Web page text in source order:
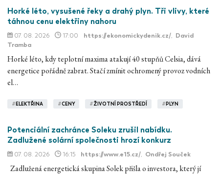
Horké léto, vysušené řeky a drahý plyn. Tři vlivy, které
táhnou cenu elektřiny nahoru
07. 08. 2026 17:00 https://ekonomickydenik.cz/
David
Tramba
Horké léto, kdy teplotní maxima atakují 40 stupňů Celsia, dává
energetice pořádně zabrat. Stačí zmínit ochromený provoz vodních
el…
# ELEKTŘINA #CENY #ŽIVOTNÍ PROSTŘEDÍ # PLYN
Potenciální zachránce Soleku zrušil nabídku.
Zadlužené solární společnosti hrozí konkurz
07. 08. 2026 16:15 https://www.e15.cz/ Ondřej Souček
Zadlužená energetická skupina Solek přišla o investora, který jí